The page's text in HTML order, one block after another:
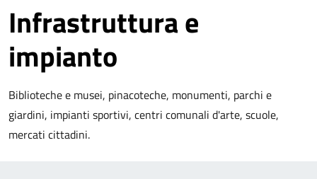
Infrastruttura e
impianto
Biblioteche e musei, pinacoteche, monumenti, parchi e
giardini, impianti sportivi, centri comunali d'arte, scuole,
mercati cittadini.